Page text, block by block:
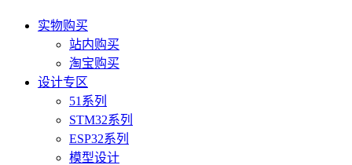
实物购买
站内购买
淘宝购买
设计专区
51系列
STM32系列
ESP32系列
模型设计